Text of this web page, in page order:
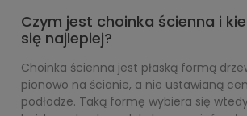
Czym jest choinka ścienna i
się najlepiej?
Choinka ścienna jest płaską formą
pionowo na ścianie, a nie ustawianą
podłodze. Taką formę wybiera się